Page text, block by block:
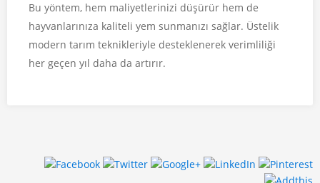
Bu yöntem, hem maliyetlerinizi düşürür hem de
hayvanlarınıza kaliteli yem sunmanızı sağlar. Üstelik
modern tarım teknikleriyle desteklenerek verimliliği
her geçen yıl daha da artırır.